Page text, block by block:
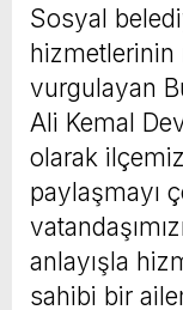
Sosyal
hizmetlerinin
vurgulayan
Ali Kemal
olarak
paylaşmayı
anlayışla
sahibi bir